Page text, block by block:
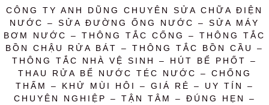
CÔNG TY ANH DŨNG CHUYÊN SỬA CHỮA ĐIỆN
NƯỚC – SỬA ĐƯỜNG ỐNG NƯỚC – SỬA MÁY
BƠM NƯỚC – THÔNG TẮC CỐNG – THÔNG TẮC
BỒN CHẬU RỬA BÁT – THÔNG TẮC BỒN CẦU –
THÔNG TẮC NHÀ VỆ SINH – HÚT BỂ PHỐT –
THAU RỬA BỂ NƯỚC TÉC NƯỚC – CHỐNG
THẤM – KHỬ MÙI HÔI – GIÁ RẺ – UY TÍN –
CHUYÊN NGHIỆP – TẬN TÂM – ĐÚNG HẸN –